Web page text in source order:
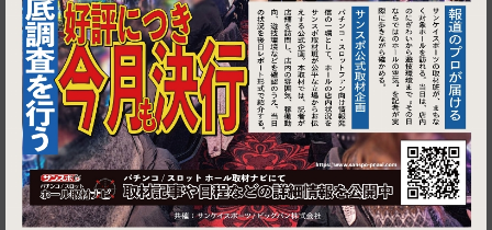
東京都青梅市河辺町５丁目１−１